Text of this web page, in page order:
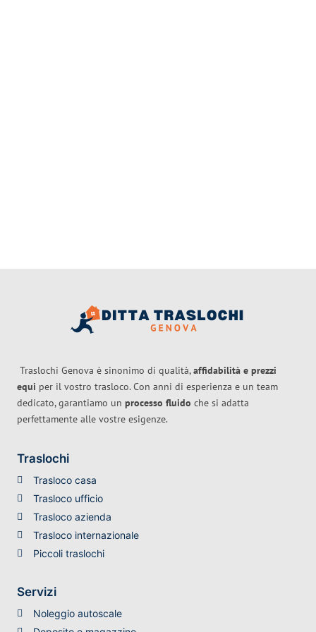
Traslochi Genova è sinonimo di qualità,affidabilità e prezzi
equi per il vostro trasloco. Con anni di esperienza e un team
dedicato, garantiamo un processo fluido che si adatta
perfettamente alle vostre esigenze.
Traslochi
Trasloco casa
Trasloco ufficio
Trasloco azienda
Trasloco internazionale
Piccoli traslochi
Servizi
Noleggio autoscale